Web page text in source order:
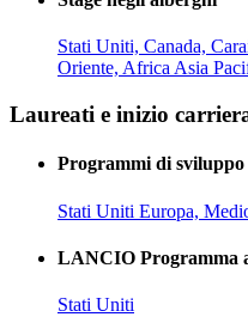
Stati Uniti, Canada,
Oriente, Africa Asia
Laureati e inizio
Programmi di sviluppo
Stati Uniti Europa,
LANCIO Programma
Stati Uniti